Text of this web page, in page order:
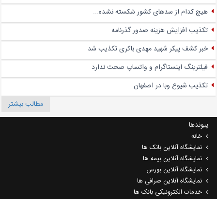
هیچ کدام از سدهای کشور شکسته نشده...
تکذیب افزایش هزینه صدور گذرنامه
خبر کشف پیکر شهید مهدی باکری تکذیب شد
فیلترینگ اینستاگرام و واتساپ صحت ندارد
تکذیب شیوع وبا در اصفهان
مطالب بیشتر
پیوندها
خانه
نمایشگاه آنلاین بانک ها
نمایشگاه آنلاین بیمه ها
نمایشگاه آنلاین بورس
نمایشگاه آنلاین صرافی ها
خدمات الکترونیکی بانک ها